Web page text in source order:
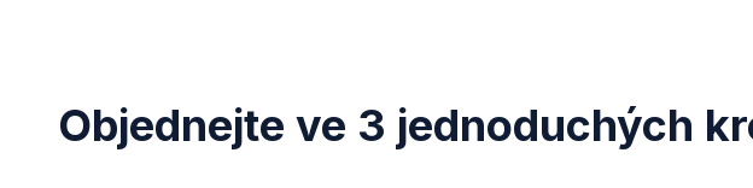
Objednejte ve 3 jednoduchých